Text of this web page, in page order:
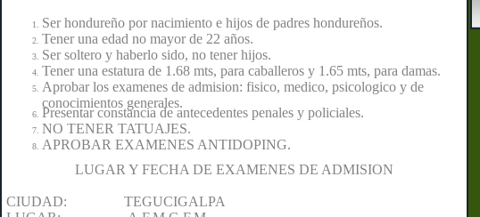
Ser hondureño por nacimiento e hijos de padres hondureños.
Tener una edad no mayor de 22 años.
Ser soltero y haberlo sido, no tener hijos.
Tener una estatura de 1.68 mts, para caballeros y 1.65 mts, para damas.
Aprobar los examenes de admision: fisico, medico, psicologico y de
conocimientos generales.
Presentar constancia de antecedentes penales y policiales.
NO TENER TATUAJES.
APROBAR EXAMENES ANTIDOPING.
LUGAR Y FECHA DE EXAMENES DE ADMISION
CIUDAD: TEGUCIGALPA